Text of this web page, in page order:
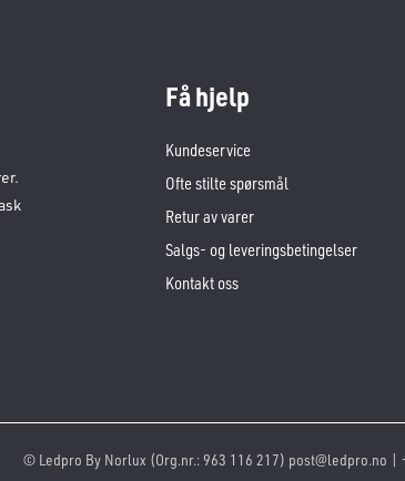
Få hjelp
Kundeservice
Ofte stilte spørsmål
Retur av varer
Salgs- og leveringsbetingelser
Kontakt oss
© Ledpro By Norlux (Org.nr.: 963 116 217) post@ledpro.no |